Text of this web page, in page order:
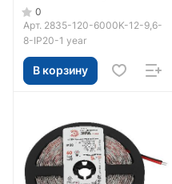
5м0
Арт. 2835-120-6000K-12-9,6-
8-IP20-1 year
В корзину